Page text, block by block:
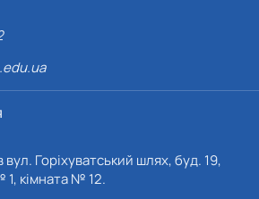
вул. Горіхуватський шлях, буд. 19,
кімната № 12.